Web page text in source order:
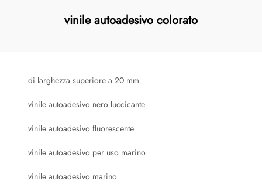
vinile autoadesivo colorato
di larghezza superiore a 20 mm
vinile autoadesivo nero luccicante
vinile autoadesivo fluorescente
vinile autoadesivo per uso marino
vinile autoadesivo marino